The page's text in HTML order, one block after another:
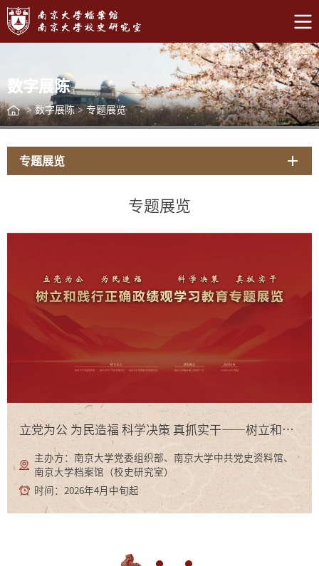
数字展陈
> 数字展陈 > 专题展览
专题展览
专题展览
立党为公 为民造福 科学决策 真抓实干——树立和践行正确政绩观学习教育专题展
主办方：南京大学党委组织部、南京大学中共党史资料馆、
南京大学档案馆（校史研究室）
时间：2026年4月中旬起